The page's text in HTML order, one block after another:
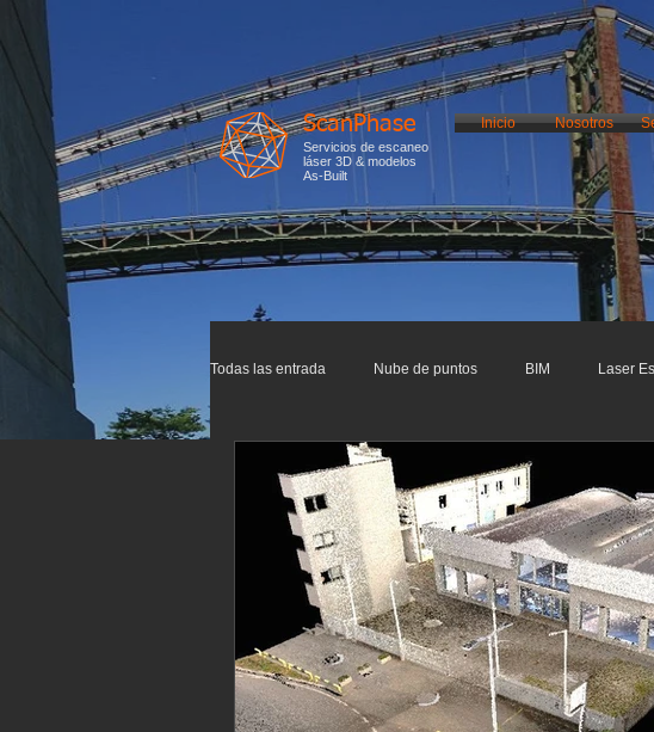
ScanPhase
Servicios de escaneo
láser 3D & modelos
As-Built
Inicio Nosotros
Todas las entrada Nube de puntos BIM Laser
Impresión 3D Escaneo 3D Infraestructuras
Patrimonio Ingenieria Ingeniería Inversa
Marine laser scanning Pointcloud Barcelona